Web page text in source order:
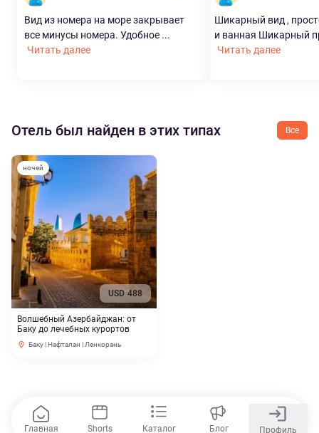
Вид из номера на море закрывает
все минусы номера. Удобное ...
Читать далее
Шикарный вид ,
и ванная Шикарный
Читать далее
Отель был найден в этих типах Все
USD 488
ночей
Волшебный Азербайджан: от
Баку до лечебных курортов
Баку | Нафталан | Ленкорань
Главная Shorts Каталог Блог Профиль